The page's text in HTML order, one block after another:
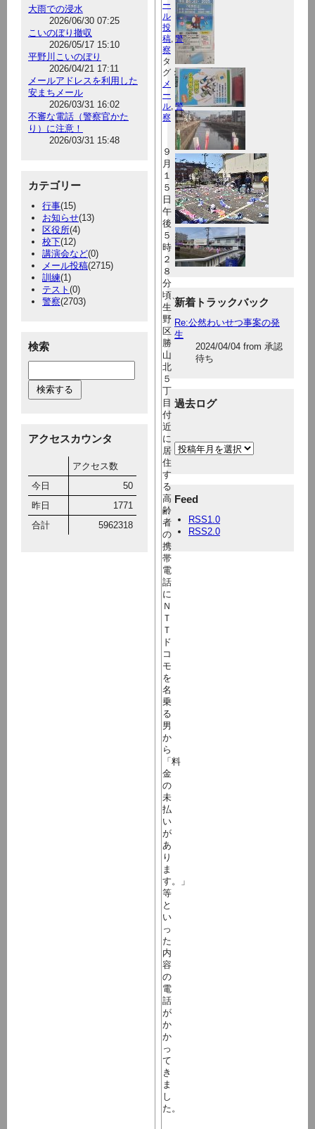
大雨での浸水
2026/06/30 07:25
こいのぼり撤収
2026/05/17 15:10
平野川こいのぼり
2026/04/21 17:11
メールアドレスを利用した
安まちメール
2026/03/31 16:02
不審な電話（警察官かた
り）に注意！
2026/03/31 15:48
カテゴリー
行事(15)
お知らせ(13)
区役所(4)
校下(12)
講演会など(0)
メール投稿(2715)
訓練(1)
テスト (0)
警察(2703)
検索
アクセスカウンタ
アクセス数
今日
50
昨日
1771
合計
5962318
新着トラックバック
Re:公然わいせつ事案の発
生
2024/04/04 from 承認
待ち
過去ログ
Feed
RSS1.0
RSS2.0
ー
ル
投
稿 警
察
タ
グ：
メ
ー
ル 警
察
９
月
１
５
日
午
後
５
時
２
８
分
頃、
生
野
区
勝
山
北
５
丁
目
付
近
に
居
住
す
る
高
齢
者
の
携
帯
電
話
に
Ｎ
Ｔ
Ｔ
ド
コ
モ
を
名
乗
る
男
か
ら
「料
金
の
未
払
い
が
あ
り
ま
す。」
等
と
い
っ
た
内
容
の
電
話
が
か
か
っ
て
き
ま
し
た。